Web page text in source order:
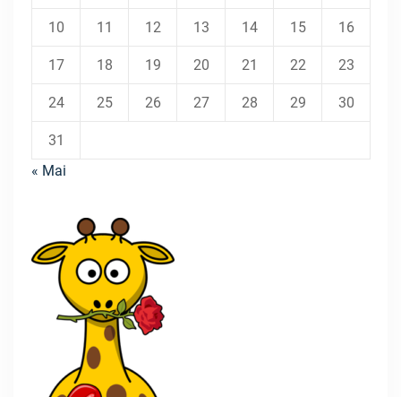
10 11 12 13 14 15 16
17 18 19 20 21 22 23
24 25 26 27 28 29 30
31
« Mai